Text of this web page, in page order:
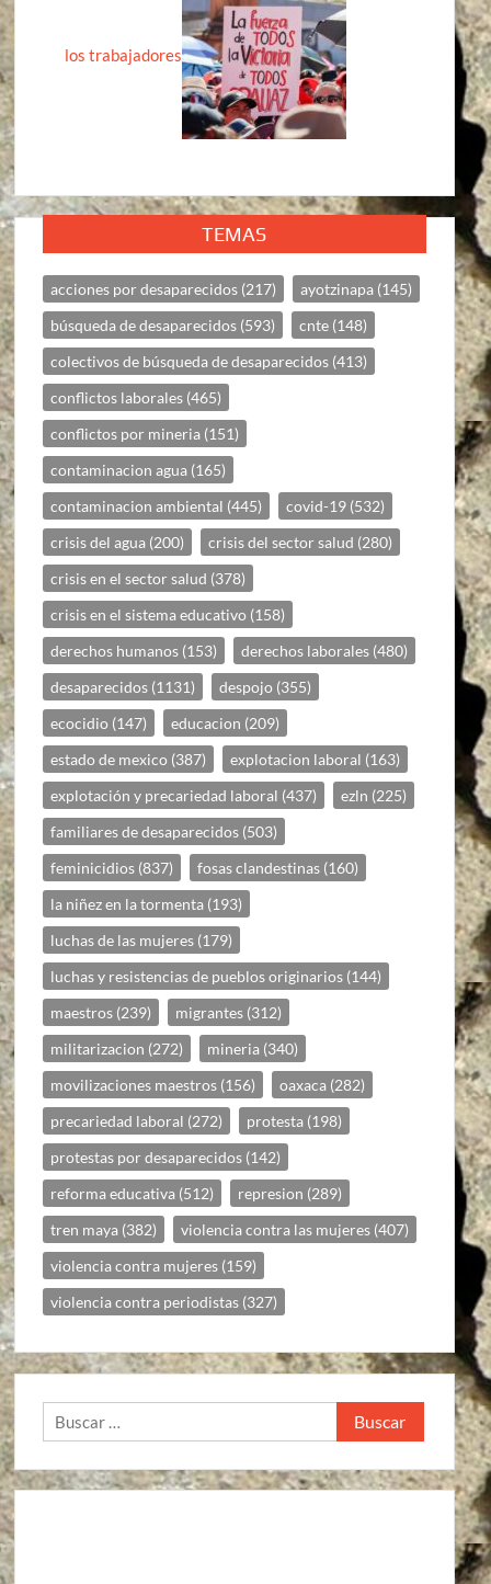
los trabajadores
TEMAS
acciones por desaparecidos (217) ayotzinapa (145)
búsqueda de desaparecidos (593) cnte (148)
colectivos de búsqueda de desaparecidos (413)
conflictos laborales (465)
conflictos por mineria (151)
contaminacion agua (165)
contaminacion ambiental (445) covid-19 (532)
crisis del agua (200) crisis del sector salud (280)
crisis en el sector salud (378)
crisis en el sistema educativo (158)
derechos humanos (153) derechos laborales (480)
desaparecidos (1131) despojo (355)
ecocidio (147) educacion (209)
estado de mexico (387) explotacion laboral (163)
explotación y precariedad laboral (437) ezln (225)
familiares de desaparecidos (503)
feminicidios (837) fosas clandestinas (160)
la niñez en la tormenta (193)
luchas de las mujeres (179)
luchas y resistencias de pueblos originarios (144)
maestros (239) migrantes (312)
militarizacion (272) mineria (340)
movilizaciones maestros (156) oaxaca (282)
precariedad laboral (272) protesta (198)
protestas por desaparecidos (142)
reforma educativa (512) represion (289)
tren maya (382) violencia contra las mujeres (407)
violencia contra mujeres (159)
violencia contra periodistas (327)
Buscar: